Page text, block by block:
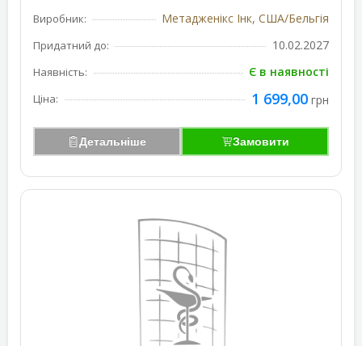
Виробник: Метадженікс Інк, США/Бельгія
Придатний до: 10.02.2027
Наявність: Є в наявності
Ціна: 1 699,00 грн
Детальніше Замовити